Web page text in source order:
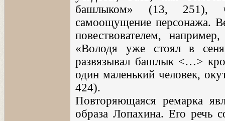
башлыком» (13, 251),
самоощущение персонажа.
повествователем,
«Володя уже стоял в
развязывал башлык <…>
один маленький человек,
424).
Повторяющаяся ремарка
образа Лопахина. Его речь